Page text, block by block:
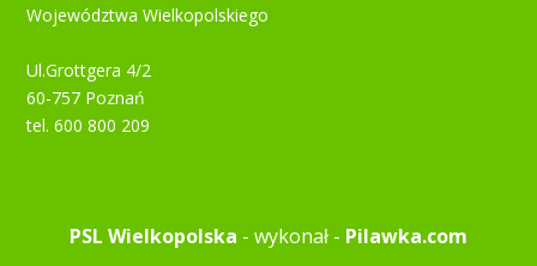
Województwa Wielkopolskiego
Ul.Grottgera 4/2
60-757 Poznań
tel. 600 800 209
PSL Wielkopolska - wykonał - Pilawka.com